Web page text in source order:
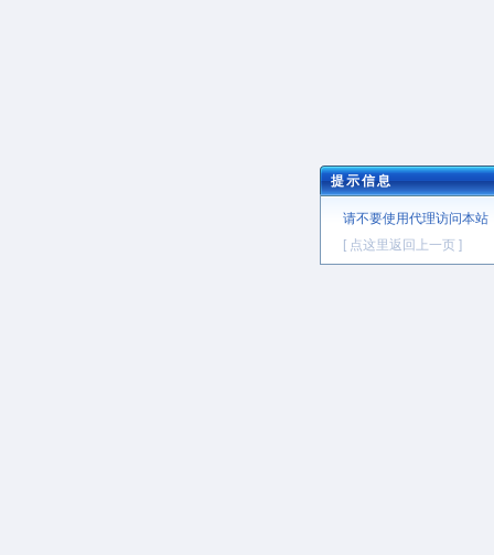
提示信息
请不要使用代理访问本站
[ 点这里返回上一页 ]